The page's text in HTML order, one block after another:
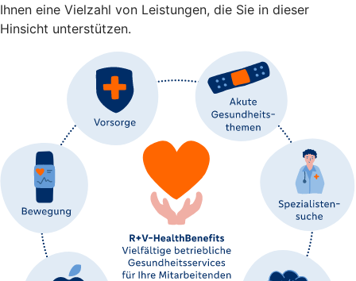
Ihnen eine Vielzahl von Leistungen, die Sie in dieser
Hinsicht unterstützen.